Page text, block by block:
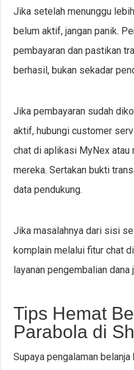
Jika setelah menunggu
belum aktif, jangan panik.
pembayaran dan pastikan
berhasil, bukan sekadar
Jika pembayaran sudah
aktif, hubungi customer
chat di aplikasi MyNex
mereka. Sertakan bukti
data pendukung.
Jika masalahnya dari sisi
komplain melalui fitur chat
layanan pengembalian
Tips Hemat
Parabola di
Supaya pengalaman